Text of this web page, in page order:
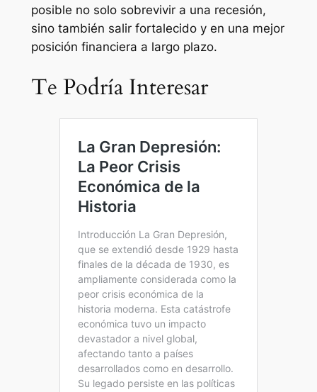
posible no solo sobrevivir a una recesión,
sino también salir fortalecido y en una mejor
posición financiera a largo plazo.
Te Podría Interesar